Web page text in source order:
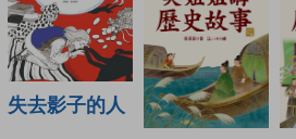
失去影子的人